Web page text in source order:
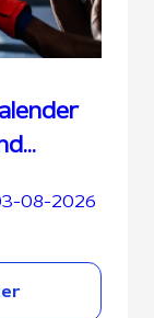
08-2026